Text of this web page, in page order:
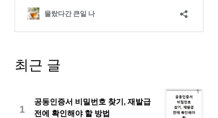
최근 글
1
공동인증서 비밀번호 찾기, 재발급
전에 확인해야 할 방법